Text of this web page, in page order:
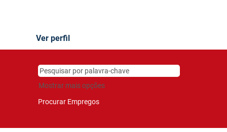
Ver perfil
Mostrar mais opções